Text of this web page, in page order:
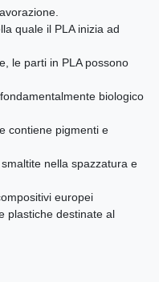
quale il PLA inizia ad
le parti in PLA possono
biologico
contiene pigmenti e
nella spazzatura e
europei
plastiche destinate al